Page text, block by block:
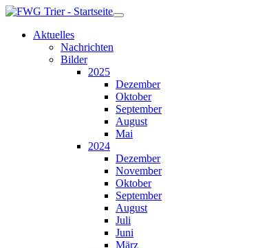
Aktuelles
Nachrichten
Bilder
2025
Dezember
Oktober
September
August
Mai
2024
Dezember
November
Oktober
September
August
Juli
Juni
März